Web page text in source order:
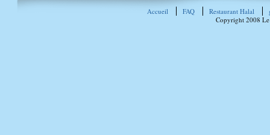
Accueil FAQ Restaurant Halal
Copyright 2008